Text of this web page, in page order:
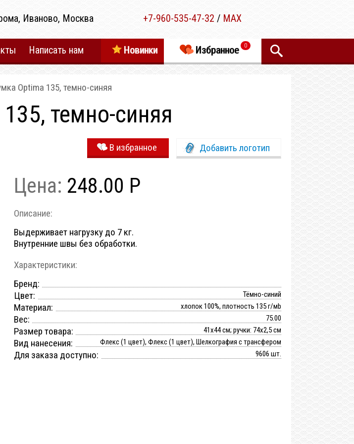
+7-960-535-47-32 / MAX
Иваново, Москва
Написать нам 0
Избранное
Новинки
Optima 135, темно-синяя
темно-синяя
Добавить логотип
В избранное
Цена: 248.00 Р
Описание:
Выдерживает нагрузку до 7 кг.
Внутренние швы без обработки.
Характеристики:
Бренд:
Цвет:
Тёмно-синий
Материал: хлопок 100%, плотность 135 г/мb
Вес: 75.00
Размер товара: 41х44 см; ручки: 74х2,5 см
Вид нанесения: Флекс (1 цвет), Флекс (1 цвет), Шелкография с трансфером
Для заказа доступно: 9606 шт.